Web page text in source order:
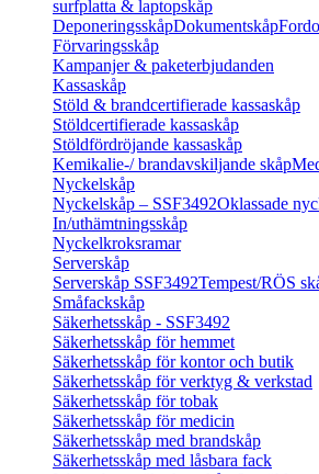
surfplatta & laptopskåp
DeponeringsskåpDokumentskåp
Förvaringsskåp
Kampanjer & paketerbjudanden
Kassaskåp
Stöld & brandcertifierade kassaskåp
Stöldcertifierade kassaskåp
Stöldfördröjande kassaskåp
Kemikalie-/ brandavskiljande skåp
Nyckelskåp
Nyckelskåp – SSF3492Oklassade
In/uthämtningsskåp
Nyckelkroksramar
Serverskåp
Serverskåp SSF3492Tempest/RÖS
Småfackskåp
Säkerhetsskåp - SSF3492
Säkerhetsskåp för hemmet
Säkerhetsskåp för kontor och butik
Säkerhetsskåp för verktyg & verkstad
Säkerhetsskåp för tobak
Säkerhetsskåp för medicin
Säkerhetsskåp med brandskåp
Säkerhetsskåp med låsbara fack